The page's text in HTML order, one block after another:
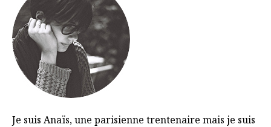
Je suis Anaïs, une parisienne trentenaire mais je suis